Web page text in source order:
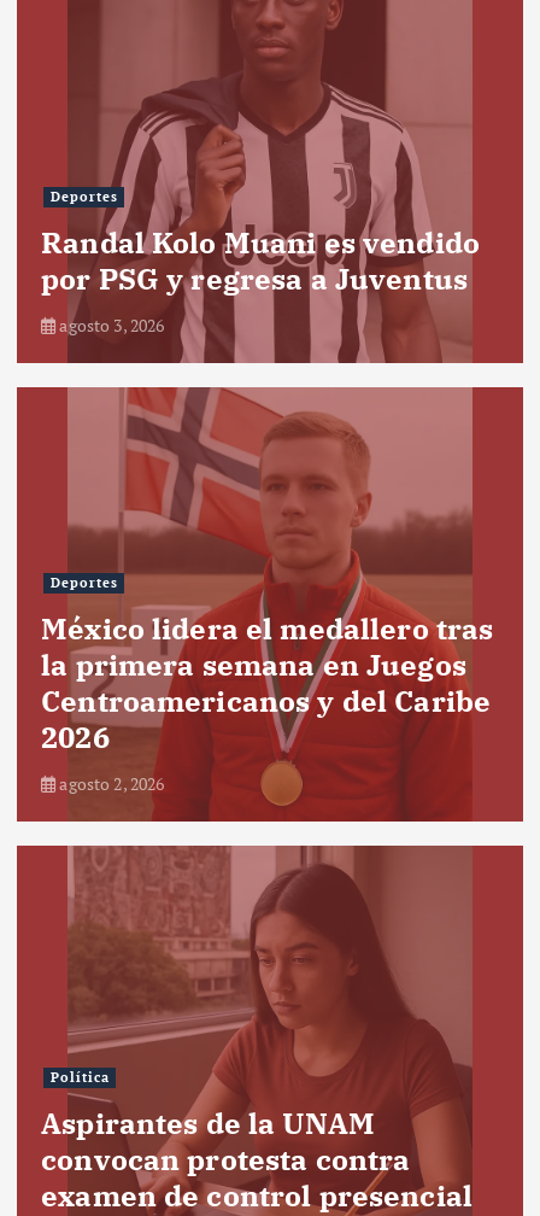
Deportes
Randal Kolo Muani es vendido
por PSG y regresa a Juventus
agosto 3, 2026
Deportes
México lidera el medallero tras
la primera semana en Juegos
Centroamericanos y del Caribe
2026
agosto 2, 2026
Política
Aspirantes de la UNAM
convocan protesta contra
examen de control presencial